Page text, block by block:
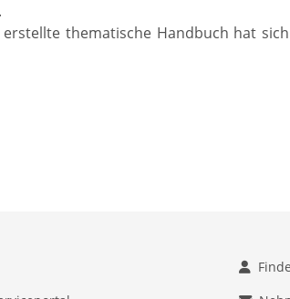
thematische Handbuch hat